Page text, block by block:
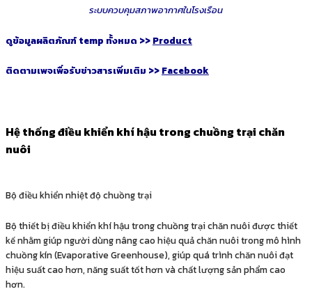
ระบบควบคุมสภาพอากาศในโรงเรือน
ดูข้อมูลผลิตภัณฑ์ temp ทั้งหมด >> Product
ติดตามเพจเพื่อรับข่าวสารเพิ่มเติม >> Facebook
Hệ thống điều khiển khí hậu trong chuồng trại chăn
nuôi
Bộ điều khiển nhiệt độ chuồng trại
Bộ thiết bị điều khiển khí hậu trong chuồng trại chăn nuôi được thiết
kế nhằm giúp người dùng nâng cao hiệu quả chăn nuôi trong mô hình
chuồng kín (Evaporative Greenhouse), giúp quá trình chăn nuôi đạt
hiệu suất cao hơn, năng suất tốt hơn và chất lượng sản phẩm cao
hơn.